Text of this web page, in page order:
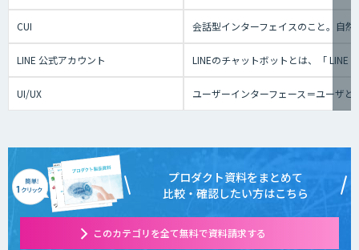
CUI 会話型インターフェイスのこと。自
LINE 公式アカウント LINEのチャットボットとは、「 LINE
UI/UX ユーザーインターフェース＝ユーザ
プロダクト資料をまとめて
比較・確認したい方はこちら
このカテゴリを全て無料で資料請求する